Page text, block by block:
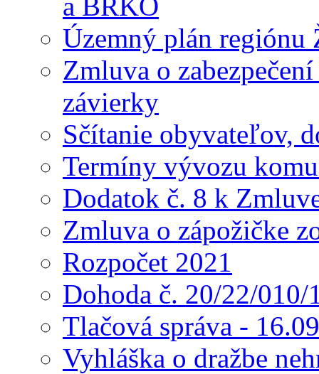
Územný plán regiónu
Zmluva o
závierky
Sčítanie obyvateľov,
Termíny vývozu
Dodatok č. 8 k
Zmluva o zápožičke
Rozpočet 2021
Dohoda č. 20/22/
Tlačová správa -
Vyhláška o dražbe